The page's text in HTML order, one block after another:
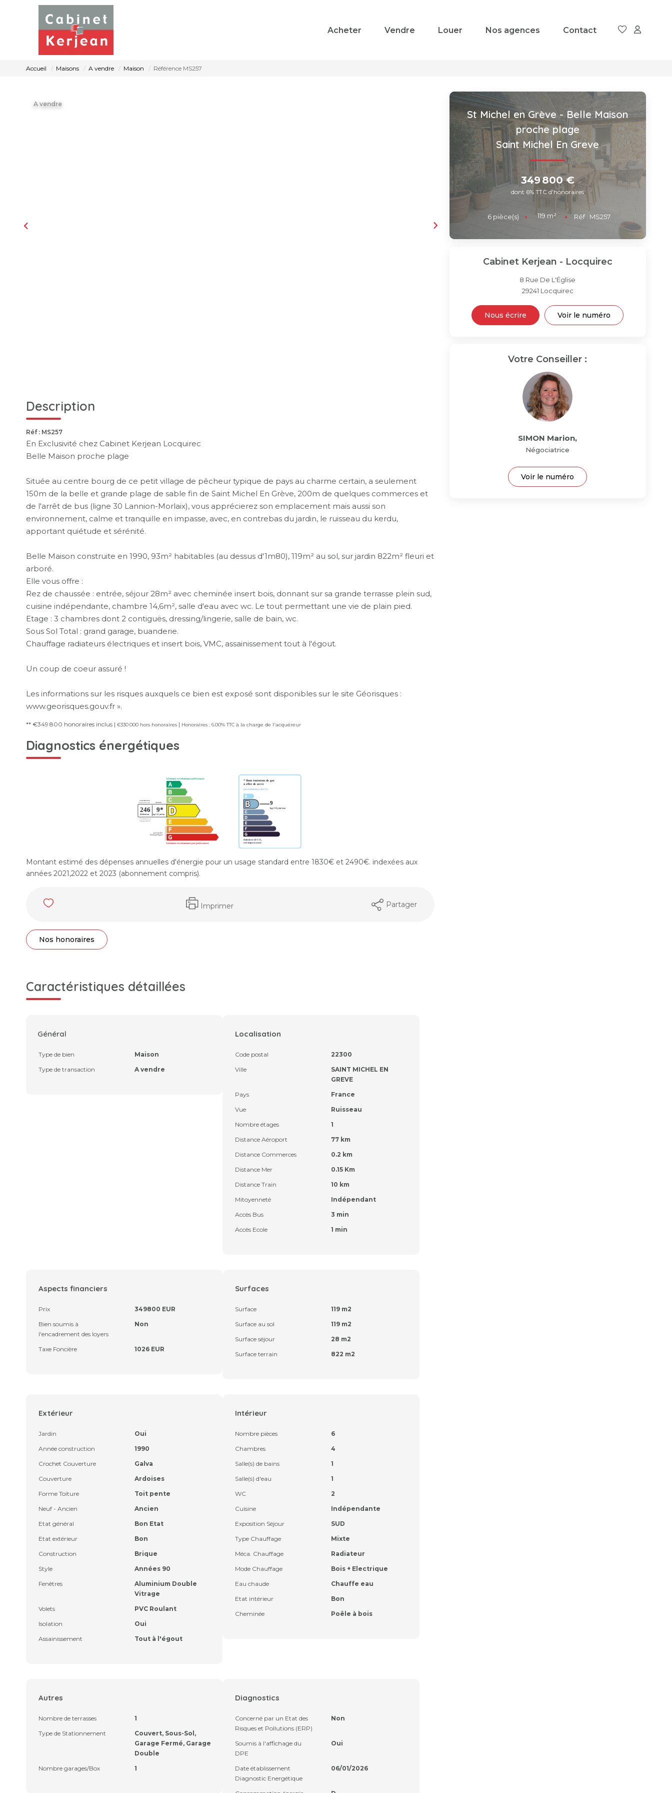
Acheter Vendre Louer Nos agences Contact
Accueil Maisons A vendre Maison Référence MS257
A vendre
Description
Réf : MS257
En Exclusivité chez Cabinet Kerjean Locquirec
Belle Maison proche plage
Située au centre bourg de ce petit village de pêcheur typique de pays au charme certain, a seulement
150m de la belle et grande plage de sable fin de Saint Michel En Grève, 200m de quelques commerces et
de l'arrêt de bus (ligne 30 Lannion-Morlaix), vous apprécierez son emplacement mais aussi son
environnement, calme et tranquille en impasse, avec, en contrebas du jardin, le ruisseau du kerdu,
apportant quiétude et sérénité.
Belle Maison construite en 1990, 93m² habitables (au dessus d'1m80), 119m² au sol, sur jardin 822m² fleuri et
arboré.
Elle vous offre :
Rez de chaussée : entrée, séjour 28m² avec cheminée insert bois, donnant sur sa grande terrasse plein sud,
cuisine indépendante, chambre 14,6m², salle d'eau avec wc. Le tout permettant une vie de plain pied.
Etage : 3 chambres dont 2 contiguës, dressing/lingerie, salle de bain, wc.
Sous Sol Total : grand garage, buanderie.
Chauffage radiateurs électriques et insert bois, VMC, assainissement tout à l'égout.
Un coup de coeur assuré !
Les informations sur les risques auxquels ce bien est exposé sont disponibles sur le site Géorisques :
www.georisques.gouv.fr ».
** €349 800 honoraires inclus | €330 000 hors honoraires | Honoraires : 6.00% TTC à la charge de l'acquéreur
Diagnostics énergétiques
Montant estimé des dépenses annuelles d'énergie pour un usage standard entre 1830€ et 2490€. indexées aux
années 2021,2022 et 2023 (abonnement compris).
Imprimer Partager
Nos honoraires
Caractéristiques détaillées
Général
Type de bien
Maison
Type de transaction
A vendre
Localisation
Code postal
22300
Ville
SAINT MICHEL EN
GREVE
Pays
France
Vue
Ruisseau
Nombre étages
1
Distance Aéroport
77 km
Distance Commerces
0.2 km
Distance Mer
0.15 Km
Distance Train
10 km
Mitoyenneté
Indépendant
Accès Bus
3 min
Accès Ecole
1 min
Aspects financiers
Prix
349800 EUR
Bien soumis à
l'encadrement des loyers
Non
Taxe Foncière 1026 EUR
Surfaces
Surface
119 m2
Surface au sol
119 m2
Surface séjour
28 m2
Surface terrain
822 m2
Extérieur
Jardin
Oui
Année construction
1990
Crochet Couverture
Galva
Couverture
Ardoises
Forme Toiture
Toit pente
Neuf - Ancien
Ancien
Etat général
Bon Etat
Etat extérieur
Bon
Construction
Brique
Style
Années 90
Fenêtres
Aluminium Double
Vitrage
Volets
PVC Roulant
Isolation
Oui
Assainissement
Tout à l'égout
Intérieur
Nombre pièces
6
Chambres
4
Salle(s) de bains
1
Salle(s) d'eau
1
WC
2
Cuisine
Indépendante
Exposition Séjour
SUD
Type Chauffage
Mixte
Méca. Chauffage
Radiateur
Mode Chauffage
Bois + Electrique
Eau chaude
Chauffe eau
Etat intérieur
Bon
Cheminée
Poêle à bois
Autres
Nombre de terrasses
1
Type de Stationnement
Couvert, Sous-Sol,
Garage Fermé, Garage
Double
Nombre garages/Box
1
Diagnostics
Concerné par un Etat des
Risques et Pollutions (ERP)
Non
Soumis à l'affichage du
DPE
Oui
Date établissement
Diagnostic Energétique
06/01/2026
St Michel en Grève - Belle Maison
proche plage
Saint Michel En Greve
349 800 €
dont 6% TTC d'honoraires
6 pièce(s) 119 m² Réf : MS257
Cabinet Kerjean - Locquirec
8 Rue De L'Église
29241 Locquirec
Nous écrire Voir le numéro
Votre Conseiller :
SIMON Marion,
Négociatrice
Voir le numéro